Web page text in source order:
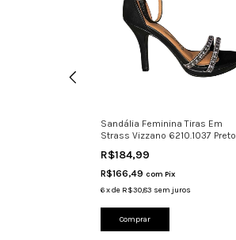
Sandália Feminina Tiras Em
Strass Vizzano 6210.1037 Preto
R$184,99
R$166,49 com Pix
6xde R$30,83 sem juros
Comprar